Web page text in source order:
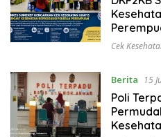
Cek
Berita 15
Poli